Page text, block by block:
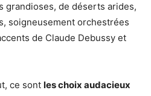
grandioses, de déserts arides,
soigneusement orchestrées
de Claude Debussy et
ce sont les choix audacieux